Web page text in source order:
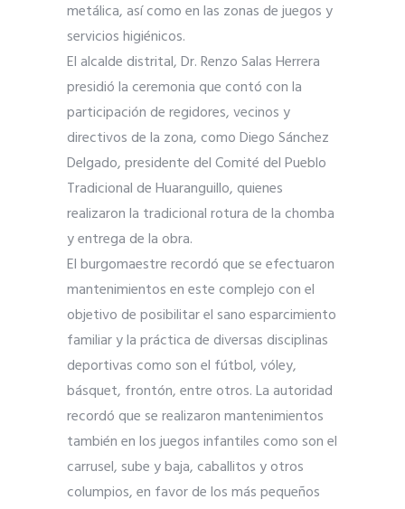
metálica, así como en las zonas de juegos y
servicios higiénicos.
El alcalde distrital, Dr. Renzo Salas Herrera
presidió la ceremonia que contó con la
participación de regidores, vecinos y
directivos de la zona, como Diego Sánchez
Delgado, presidente del Comité del Pueblo
Tradicional de Huaranguillo, quienes
realizaron la tradicional rotura de la chomba
y entrega de la obra.
El burgomaestre recordó que se efectuaron
mantenimientos en este complejo con el
objetivo de posibilitar el sano esparcimiento
familiar y la práctica de diversas disciplinas
deportivas como son el fútbol, vóley,
básquet, frontón, entre otros. La autoridad
recordó que se realizaron mantenimientos
también en los juegos infantiles como son el
carrusel, sube y baja, caballitos y otros
columpios, en favor de los más pequeños